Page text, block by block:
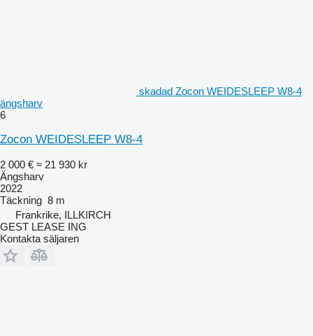
skadad Zocon WEIDESLEEP W8-4
ängsharv
6
Zocon WEIDESLEEP W8-4
2 000 € ≈ 21 930 kr
Ängsharv
2022
Täckning 8 m
Frankrike, ILLKIRCH
GEST LEASE ING
Kontakta säljaren